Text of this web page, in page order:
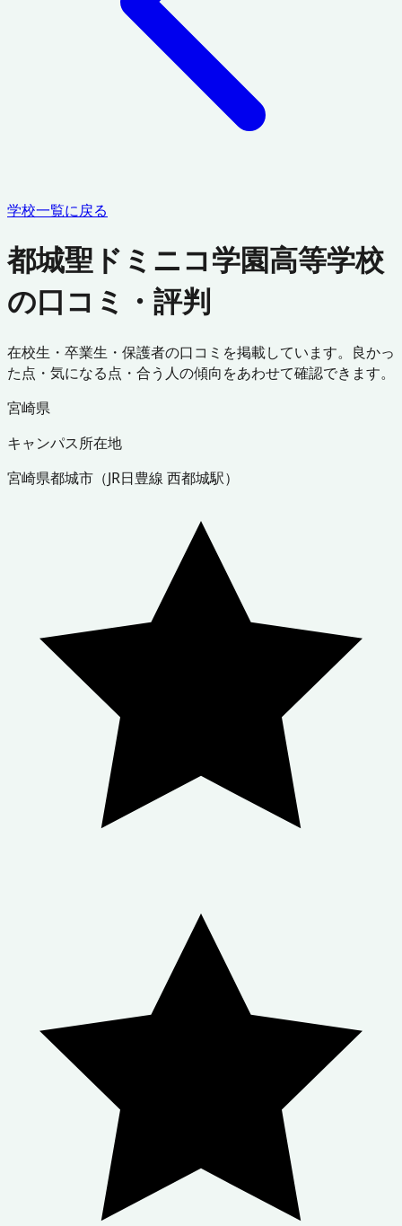
学校一覧に戻る
都城聖ドミニコ学園高等学校
の口コミ・評判
在校生・卒業生・保護者の口コミを掲載しています。良かっ
た点・気になる点・合う人の傾向をあわせて確認できます。
宮崎県
キャンパス所在地
宮崎県都城市 （JR日豊線 西都城駅）